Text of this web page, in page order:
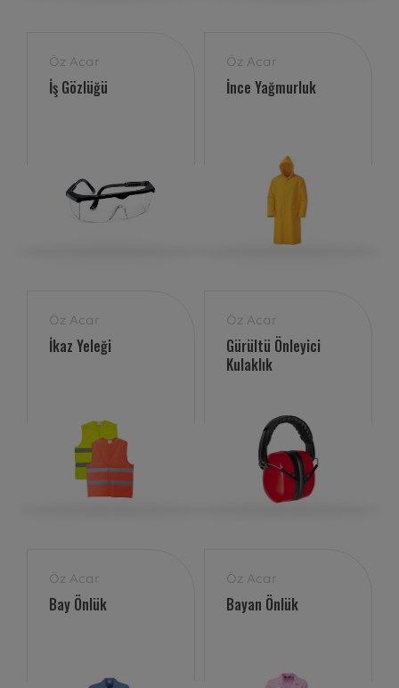
Öz Acar
İş Gözlüğü
Öz Acar
İnce Yağmurluk
Öz Acar
İkaz Yeleği
Öz Acar
Gürültü Önleyici
Kulaklık
Öz Acar
Bay Önlük
Öz Acar
Bayan Önlük